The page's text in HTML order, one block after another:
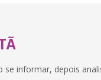
se informar, depois